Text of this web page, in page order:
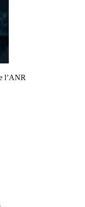
l’ANR